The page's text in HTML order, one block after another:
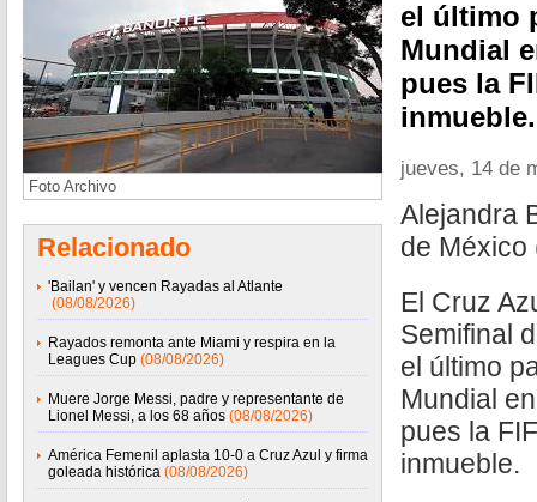
Foto Archivo
Relacionado
'Bailan' y vencen Rayadas al Atlante
(08/08/2026)
Rayados remonta ante Miami y respira en la
Leagues Cup (08/08/2026)
Muere Jorge Messi, padre y representante de
Lionel Messi, a los 68 años (08/08/2026)
América Femenil aplasta 10-0 a Cruz Azul y firma
goleada histórica (08/08/2026)
el último
Mundial
pues la
inmueble.
jueves, 14 de
Alejandra
de México
El Cruz
Semifinal
el último
Mundial
pues la
inmueble.